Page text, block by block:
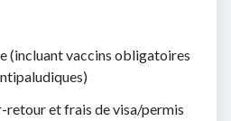
(incluant vaccins obligatoires
retour et frais de visa/permis